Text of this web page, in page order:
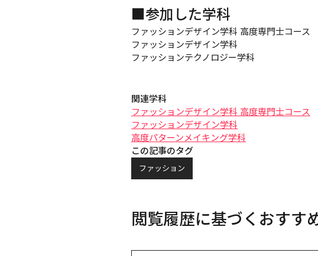
■参加した学科
ファッションデザイン学科 高度専門士コース
ファッションデザイン学科
ファッションテクノロジー学科
関連学科
ファッションデザイン学科 高度専門士コース
ファッションデザイン学科
高度パターンメイキング学科
この記事のタグ
ファッション
閲覧履歴に基づくおすす